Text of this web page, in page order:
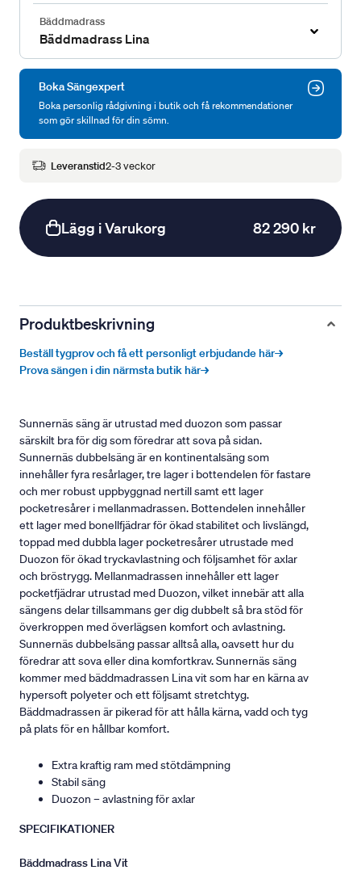
Bäddmadrass
Bäddmadrass Lina
Boka Sängexpert
Boka personlig rådgivning i butik och få rekommendationer
som gör skillnad för din sömn.
Leveranstid2-3 veckor
Lägg i Varukorg 82 290 kr
Produktbeskrivning
Beställ tygprov och få ett personligt erbjudande här→
Prova sängen i din närmsta butik här→
Sunnernäs säng är utrustad med duozon som passar
särskilt bra för dig som föredrar att sova på sidan.
Sunnernäs dubbelsäng är en kontinentalsäng som
innehåller fyra resårlager, tre lager i bottendelen för fastare
och mer robust uppbyggnad nertill samt ett lager
pocketresårer i mellanmadrassen. Bottendelen innehåller
ett lager med bonellfjädrar för ökad stabilitet och livslängd,
toppad med dubbla lager pocketresårer utrustade med
Duozon för ökad tryckavlastning och följsamhet för axlar
och bröstrygg. Mellanmadrassen innehåller ett lager
pocketfjädrar utrustad med Duozon, vilket innebär att alla
sängens delar tillsammans ger dig dubbelt så bra stöd för
överkroppen med överlägsen komfort och avlastning.
Sunnernäs dubbelsäng passar alltså alla, oavsett hur du
föredrar att sova eller dina komfortkrav. Sunnernäs säng
kommer med bäddmadrassen Lina vit som har en kärna av
hypersoft polyeter och ett följsamt stretchtyg.
Bäddmadrassen är pikerad för att hålla kärna, vadd och tyg
på plats för en hållbar komfort.
Extra kraftig ram med stötdämpning
Stabil säng
Duozon – avlastning för axlar
SPECIFIKATIONER
Bäddmadrass Lina Vit